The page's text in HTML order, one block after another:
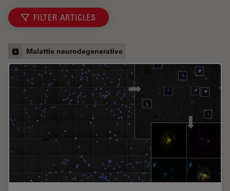
FILTER ARTICLES
Malattie neurodegenerative